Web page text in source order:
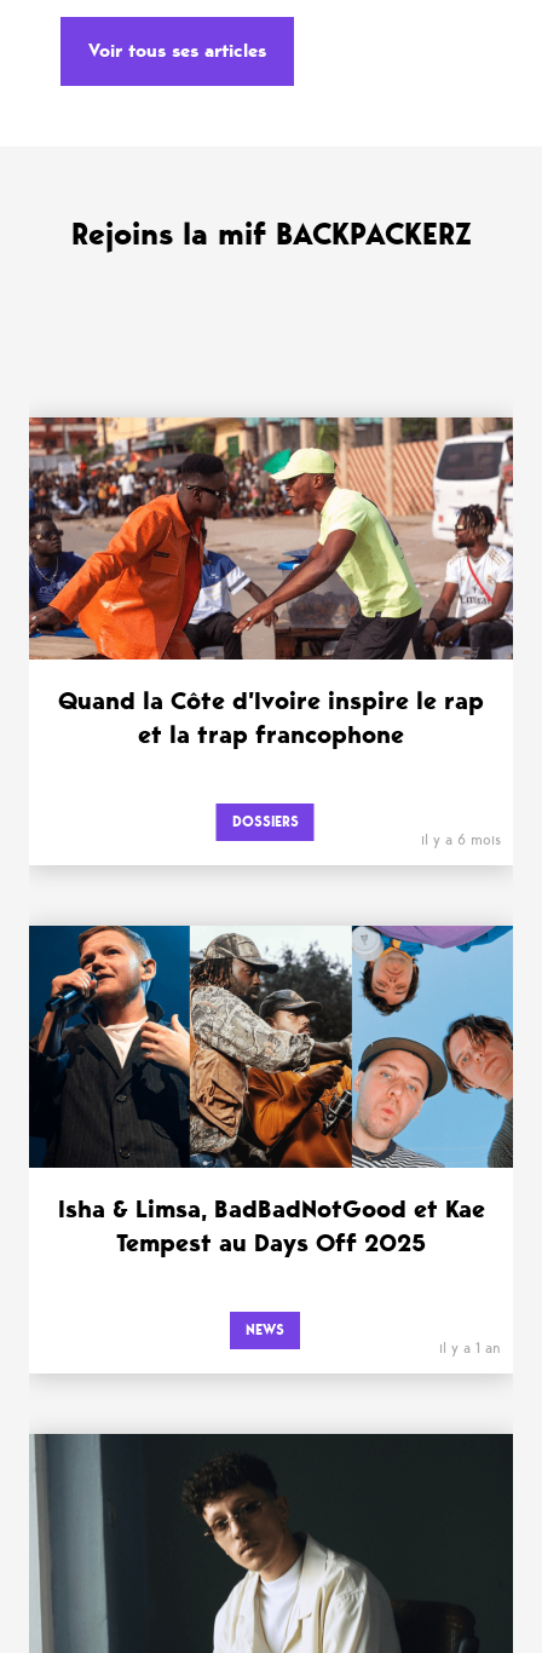
Voir tous ses articles
Rejoins la mif BACKPACKERZ
WANT MORE ?
Quand la Côte d’Ivoire inspire le rap
et la trap francophone
DOSSIERS
il y a 6 mois
Isha & Limsa, BadBadNotGood et Kae
Tempest au Days Off 2025
NEWS
il y a 1 an